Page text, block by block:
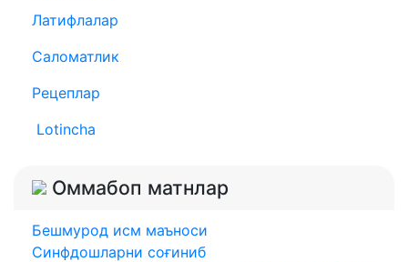
Латифлалар
Саломатлик
Рецеплар
Lotincha
Оммабоп матнлар
Бешмурод исм маъноси
Синфдошларни соғиниб